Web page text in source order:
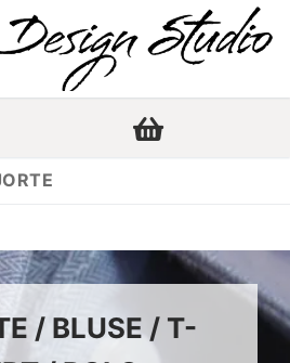
buksedragter
priser
/ BLUSE / T-